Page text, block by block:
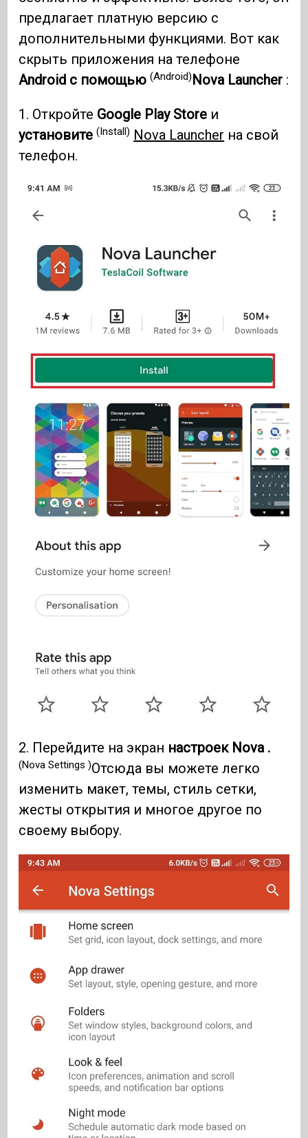
предлагает платную версию с
дополнительными функциями. Вот как
скрыть приложения на телефоне
Android с помощью(Android)Nova Launcher :
1. Откройте Google Play Store и
установите(Install) Nova Launcher на свой
телефон.
2. Перейдите на экран настроек Nova .
(Nova Settings )Отсюда вы можете легко
изменить макет, темы, стиль сетки,
жесты открытия и многое другое по
своему выбору.